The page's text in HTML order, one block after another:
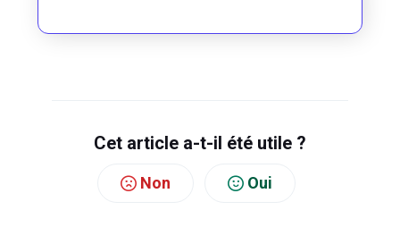
Cet article a-t-il été utile ?
Non Oui